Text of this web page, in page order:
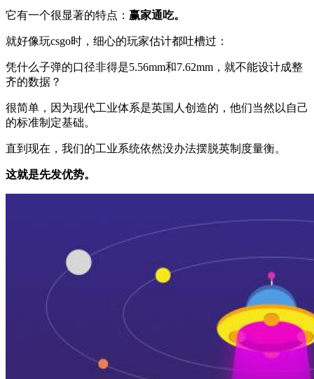
它有一个很显著的特点： 赢家通吃。
就好像玩csgo时，细心的玩家估计都吐槽过：
凭什么子弹的口径非得是5.56mm和7.62mm，就不能设计成整
齐的数据？
很简单，因为现代工业体系是英国人创造的，他们当然以自己
的标准制定基础。
直到现在，我们的工业系统依然没办法摆脱英制度量衡。
这就是先发优势。